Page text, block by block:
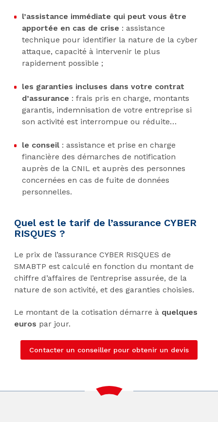
l’assistance immédiate qui peut vous être
apportée en cas de crise : assistance
technique pour identifier la nature de la cyber
attaque, capacité à intervenir le plus
rapidement possible ;
les garanties incluses dans votre contrat
d’assurance : frais pris en charge, montants
garantis, indemnisation de votre entreprise si
son activité est interrompue ou réduite…
le conseil : assistance et prise en charge
financière des démarches de notification
auprès de la CNIL et auprès des personnes
concernées en cas de fuite de données
personnelles.
Quel est le tarif de l’assurance CYBER
RISQUES ?
Le prix de l’assurance CYBER RISQUES de
SMABTP est calculé en fonction du montant de
chiffre d’affaires de l’entreprise assurée, de la
nature de son activité, et des garanties choisies.
Le montant de la cotisation démarre à quelques
euros par jour.
Contacter un conseiller pour obtenir un devis